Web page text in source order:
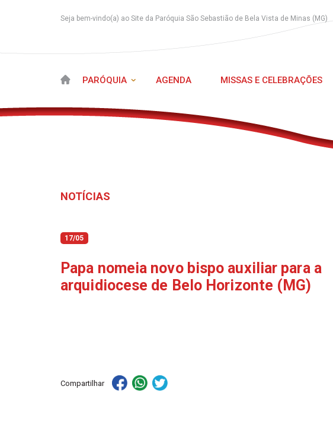
Seja bem-vindo(a) ao Site da Paróquia São Sebastião de Bela Vista de Minas (MG)
PARÓQUIA AGENDA MISSAS E CELEBRAÇÕES
NOTÍCIAS
17/05
Papa nomeia novo bispo auxiliar para a
arquidiocese de Belo Horizonte (MG)
Compartilhar